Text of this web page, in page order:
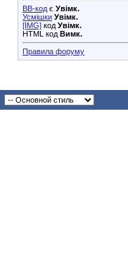
BB-код є Увімк.
Усмішки Увімк.
[IMG] код Увімк.
HTML код Вимк.
Правила форуму